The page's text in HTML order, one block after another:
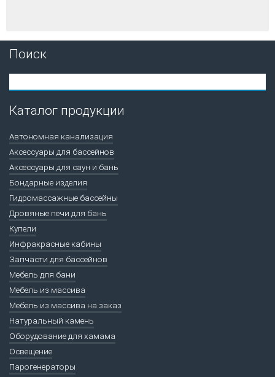
Поиск
Каталог продукции
Автономная канализация
Аксессуары для бассейнов
Аксессуары для саун и бань
Бондарные изделия
Гидромассажные бассейны
Дровяные печи для бань
Купели
Инфракрасные кабины
Запчасти для бассейнов
Мебель для бани
Мебель из массива
Мебель из массива на заказ
Натуральный камень
Оборудование для хамама
Освещение
Парогенераторы